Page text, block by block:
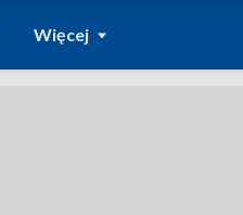
Więcej